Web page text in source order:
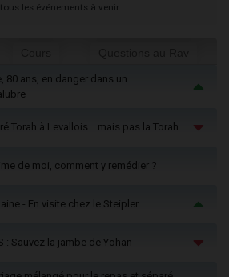
les événements à venir
80 ans, en danger dans un
Torah à Levallois… mais pas la Torah
de moi, comment y remédier ?
- En visite chez le Steipler
: Sauvez la jambe de Yohan